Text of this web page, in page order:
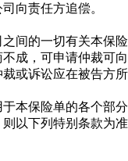
向责任方追偿。
的一切有关本保险
成，可申请仲裁可向
或诉讼应在被告方所
保险单的各个部分
以下列特别条款为准